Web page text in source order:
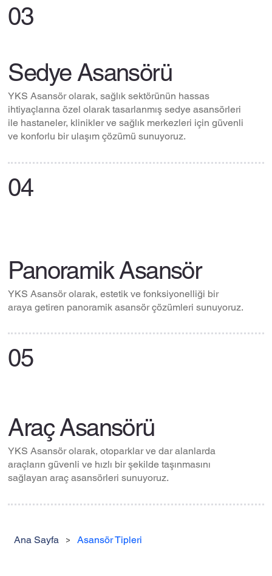
Ana Sayfa > Asansör Tipleri
03
Sedye Asansörü
YKS Asansör olarak, sağlık sektörünün hassas
ihtiyaçlarına özel olarak tasarlanmış sedye asansörleri
ile hastaneler, klinikler ve sağlık merkezleri için güvenli
ve konforlu bir ulaşım çözümü sunuyoruz.
04
Panoramik Asansör
YKS Asansör olarak, estetik ve fonksiyonelliği bir
araya getiren panoramik asansör çözümleri sunuyoruz.
05
Araç Asansörü
YKS Asansör olarak, otoparklar ve dar alanlarda
araçların güvenli ve hızlı bir şekilde taşınmasını
sağlayan araç asansörleri sunuyoruz.